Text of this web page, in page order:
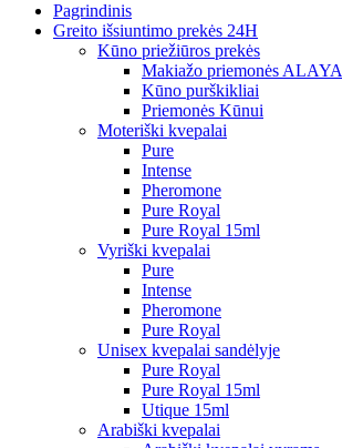
Pagrindinis
Greito išsiuntimo prekės 24H
Kūno priežiūros prekės
Makiažo priemonės ALAYA
Kūno purškikliai
Priemonės Kūnui
Moteriški kvepalai
Pure
Intense
Pheromone
Pure Royal
Pure Royal 15ml
Vyriški kvepalai
Pure
Intense
Pheromone
Pure Royal
Unisex kvepalai sandėlyje
Pure Royal
Pure Royal 15ml
Utique 15ml
Arabiški kvepalai